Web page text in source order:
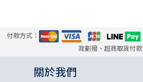
付款方式：
政劃撥、超商取貨付款
關於我們